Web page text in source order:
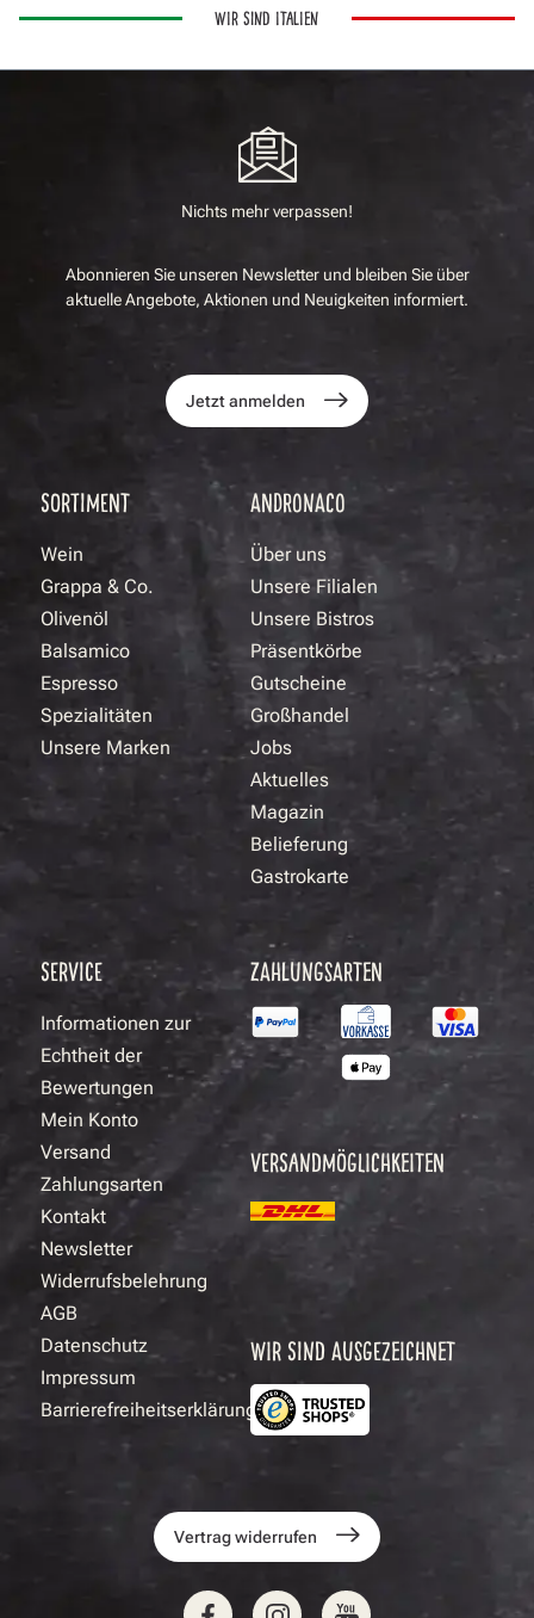
WIR SIND ITALIEN
Nichts mehr verpassen!
Abonnieren Sie unseren Newsletter und bleiben Sie über
aktuelle Angebote, Aktionen und Neuigkeiten informiert.
Jetzt anmelden
SORTIMENT
Wein
Grappa & Co.
Olivenöl
Balsamico
Espresso
Spezialitäten
Unsere Marken
ANDRONACO
Über uns
Unsere Filialen
Unsere Bistros
Präsentkörbe
Gutscheine
Großhandel
Jobs
Aktuelles
Magazin
Belieferung
Gastrokarte
SERVICE
Informationen zur
Echtheit der
Bewertungen
Mein Konto
Versand
Zahlungsarten
Kontakt
Newsletter
Widerrufsbelehrung
AGB
Datenschutz
Impressum
Barrierefreiheitserklärung
ZAHLUNGSARTEN
VERSANDMÖGLICHKEITEN
WIR SIND AUSGEZEICHNET
Vertrag widerrufen